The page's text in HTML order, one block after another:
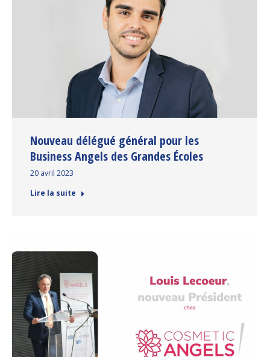
Nouveau délégué général pour les
Business Angels des Grandes Écoles
20 avril 2023
Lire la suite